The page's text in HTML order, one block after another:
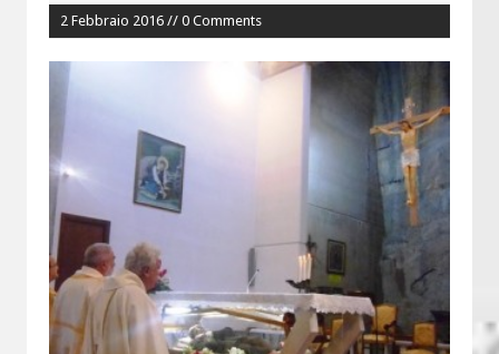
2 Febbraio 2016 // 0 Comments